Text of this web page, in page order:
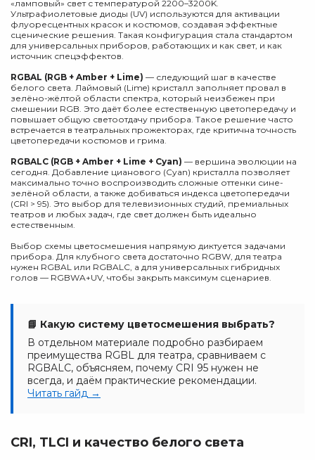
«ламповый» свет с температурой 2200–3200K.
Ультрафиолетовые диоды (UV) используются для активации
флуоресцентных красок и костюмов, создавая эффектные
сценические решения. Такая конфигурация стала стандартом
для универсальных приборов, работающих и как свет, и как
источник спецэффектов.
RGBAL (RGB + Amber + Lime) — следующий шаг в качестве
белого света. Лаймовый (Lime) кристалл заполняет провал в
зелёно-жёлтой области спектра, который неизбежен при
смешении RGB. Это даёт более естественную цветопередачу и
повышает общую светоотдачу прибора. Такое решение часто
встречается в театральных прожекторах, где критична точность
цветопередачи костюмов и грима.
RGBALC (RGB + Amber + Lime + Cyan) — вершина эволюции на
сегодня. Добавление цианового (Cyan) кристалла позволяет
максимально точно воспроизводить сложные оттенки сине-
зелёной области, а также добиваться индекса цветопередачи
(CRI > 95). Это выбор для телевизионных студий, премиальных
театров и любых задач, где свет должен быть идеально
естественным.
Выбор схемы цветосмешения напрямую диктуется задачами
прибора. Для клубного света достаточно RGBW, для театра
нужен RGBAL или RGBALC, а для универсальных гибридных
голов — RGBWA+UV, чтобы закрыть максимум сценариев.
📘 Какую систему цветосмешения выбрать?
В отдельном материале подробно разбираем
преимущества RGBL для театра, сравниваем с
RGBALC, объясняем, почему CRI 95 нужен не
всегда, и даём практические рекомендации.
Читать гайд →
CRI, TLCI и качество белого света